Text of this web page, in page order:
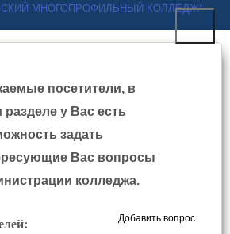
Перейти к основному
содержанию
посетители, в
разделе у Вас есть
задать
Вас вопросы
колледжа.
Добавить вопрос